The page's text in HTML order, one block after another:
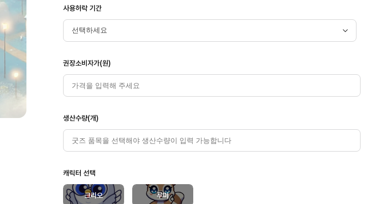
사용허락 기간
권장소비자가(원)
생산수량(개)
캐릭터 선택
크리오 루미